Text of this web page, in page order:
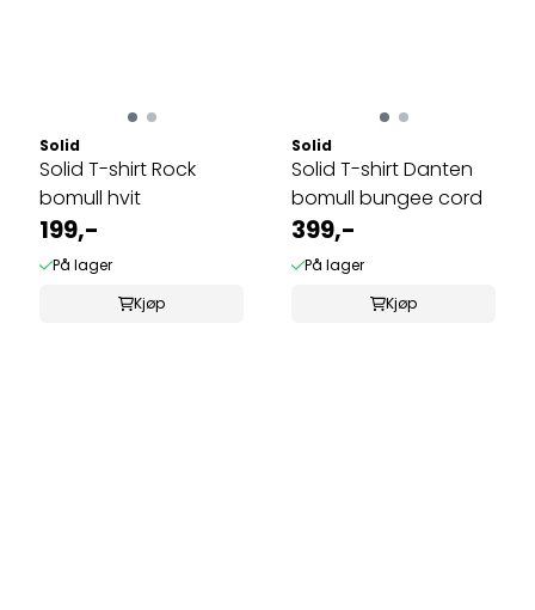
Solid
Solid T-shirt Rock
bomull hvit
199,-
På lager
Kjøp
Solid
Solid T-shirt Danten
bomull bungee cord
399,-
På lager
Kjøp